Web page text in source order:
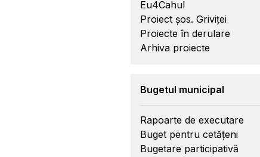
Eu4Cahul
Proiect șos. Griviței
Proiecte în derulare
Arhiva proiecte
Bugetul municipal
Rapoarte de executare
Buget pentru cetățeni
Bugetare participativă